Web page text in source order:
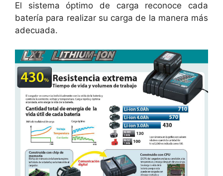
El sistema óptimo de carga reconoce cada
batería para realizar su carga de la manera más
adecuada.